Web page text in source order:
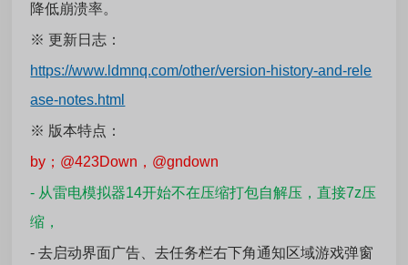
降低崩溃率。
※ 更新日志：
https://www.ldmnq.com/other/version-history-and-rele
ase-notes.html
※ 版本特点：
by；@423Down， @gndown
- 从雷电模拟器14开始不在压缩打包自解压，直接7z压
缩，
- 去启动界面广告、去任务栏右下角通知区域游戏弹窗